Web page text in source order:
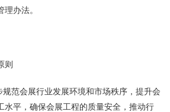
办法。
则
规范会展行业发展环境和市场秩序，提升会
水平，确保会展工程的质量安全，推动行